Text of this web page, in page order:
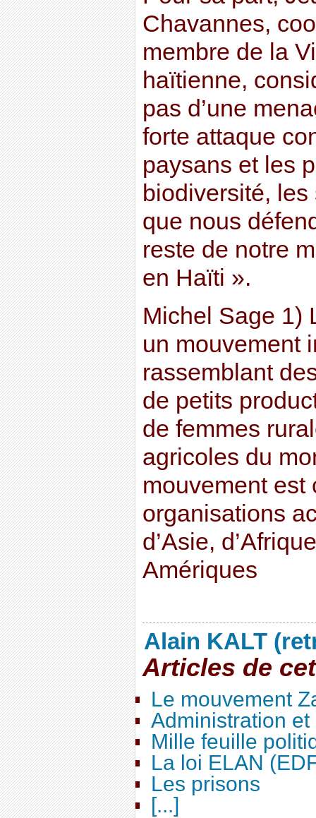
Chavannes,
membre de la
haïtienne,
pas d’une
forte attaque
paysans et les
biodiversité,
que nous
reste de notre
en Haïti ».
Michel Sage 1)
un mouvement
rassemblant
de petits
de femmes
agricoles du
mouvement est
organisations
d’Asie,
Amériques
Alain KALT
Articles de
Le mouvement
Administration
Mille feuille
La loi ELAN
Les prisons
[...]